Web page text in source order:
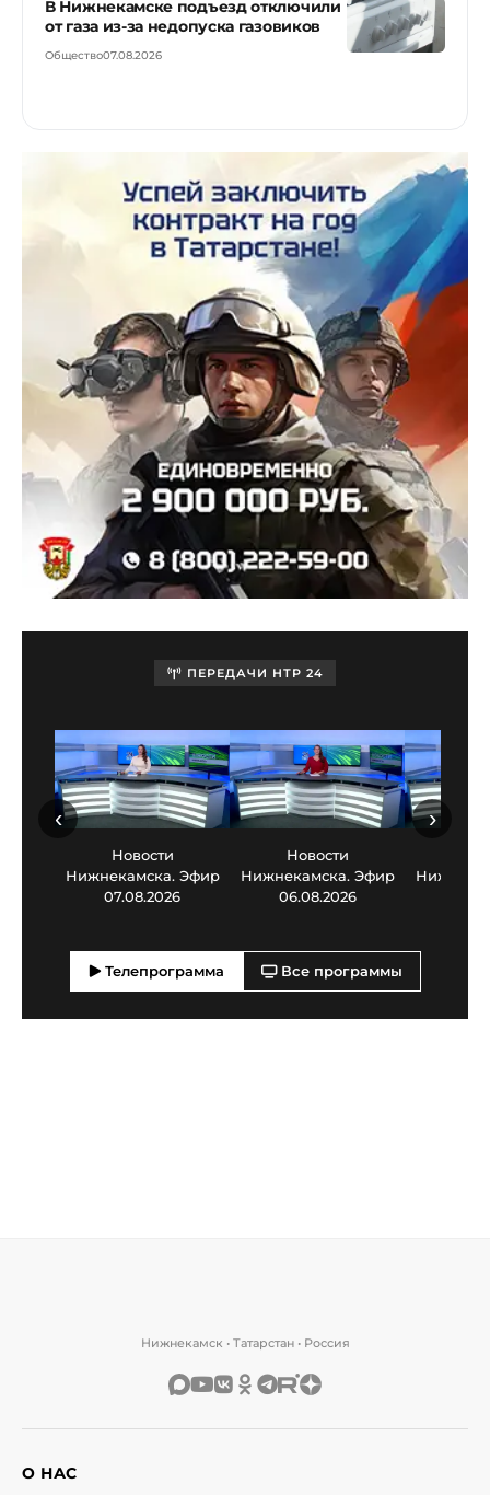
В Нижнекамске подъезд отключили
от газа из-за недопуска газовиков
Общество07.08.2026
ПЕРЕДАЧИ НТР 24
Новости
Нижнекамска. Эфир
07.08.2026
Новости
Нижнекамска. Эфир
06.08.2026
‹ ›
Телепрограмма Все программы
Нижнекамск • Татарстан • Россия
О НАС